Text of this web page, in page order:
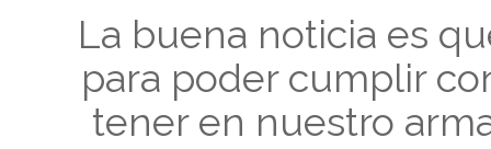
La buena noticia es
para poder cumplir
tener en nuestro